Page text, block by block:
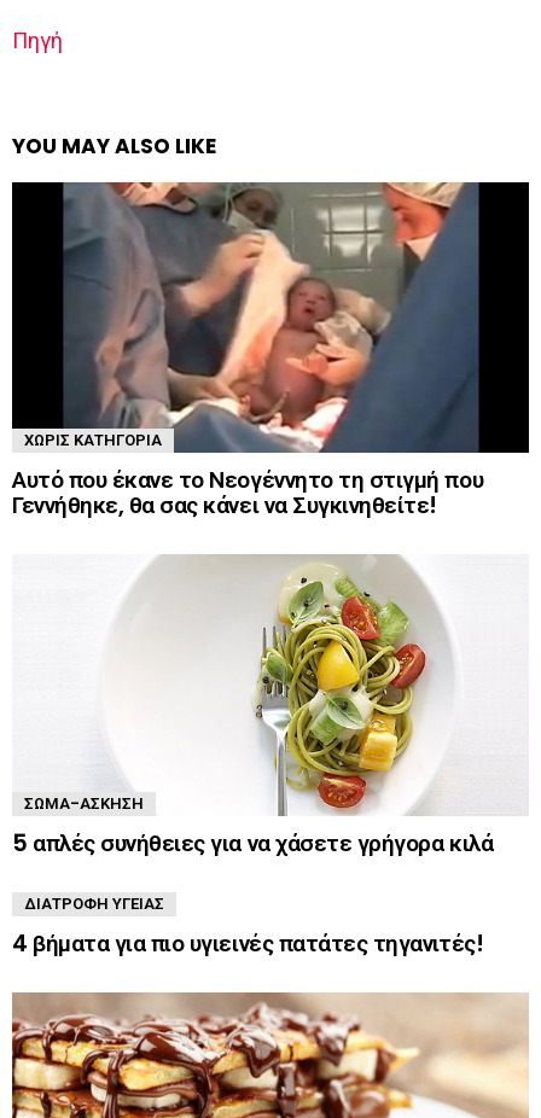
Πηγή
YOU MAY ALSO LIKE
ΧΩΡΊΣ ΚΑΤΗΓΟΡΊΑ
Αυτό που έκανε το Νεογέννητο τη στιγμή που
Γεννήθηκε, θα σας κάνει να Συγκινηθείτε!
ΣΏΜΑ-ΆΣΚΗΣΗ
5 απλές συνήθειες για να χάσετε γρήγορα κιλά
ΔΙΑΤΡΟΦΉ ΥΓΕΊΑΣ
4 βήματα για πιο υγιεινές πατάτες τηγανιτές!